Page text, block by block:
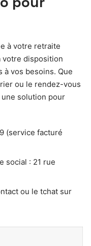
à votre retraite
votre disposition
à vos besoins. Que
ou le rendez-vous
solution pour
(service facturé
social : 21 rue
ou le tchat sur